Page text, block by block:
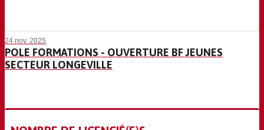
24 nov. 2025
POLE FORMATIONS - OUVERTURE BF JEUNES
SECTEUR LONGEVILLE